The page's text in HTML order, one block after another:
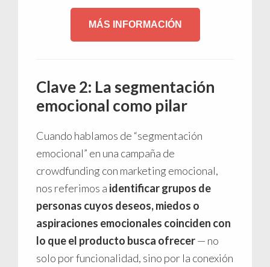
MÁS INFORMACIÓN
Clave 2: La segmentación
emocional como pilar
Cuando hablamos de “segmentación
emocional” en una campaña de
crowdfunding con marketing emocional,
nos referimos a identificar grupos de
personas cuyos deseos, miedos o
aspiraciones emocionales coinciden con
lo que el producto busca ofrecer— no
solo por funcionalidad, sino por la conexión